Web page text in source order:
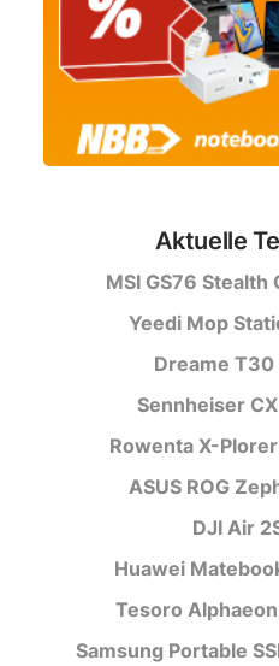
Aktuelle
MSI GS76
Yeedi Mop
Dreame
Sennheiser
Rowenta X-
ASUS ROG
DJI Air
Huawei
Tesoro
Samsung Portable